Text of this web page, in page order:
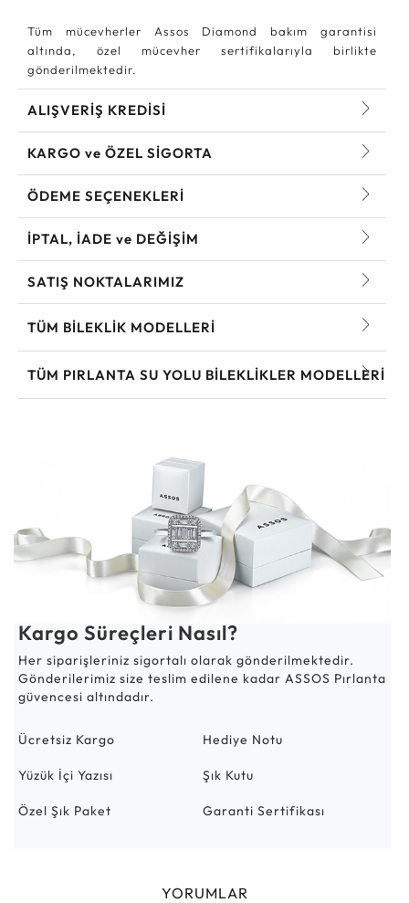
Tüm mücevherler Assos Diamond bakım garantisi
altında, özel mücevher sertifikalarıyla birlikte
gönderilmektedir.
ALIŞVERİŞ KREDİSİ
KARGO ve ÖZEL SİGORTA
ÖDEME SEÇENEKLERİ
İPTAL, İADE ve DEĞİŞİM
SATIŞ NOKTALARIMIZ
TÜM BILEKLIK MODELLERI
TÜM PIRLANTA SU YOLU BILEKLIKLER MODELLERI
Kargo Süreçleri Nasıl?
Her siparişleriniz sigortalı olarak gönderilmektedir.
Gönderilerimiz size teslim edilene kadar ASSOS Pırlanta
güvencesi altındadır.
Ücretsiz Kargo Hediye Notu
Yüzük İçi Yazısı Şık Kutu
Özel Şık Paket Garanti Sertifikası
YORUMLAR